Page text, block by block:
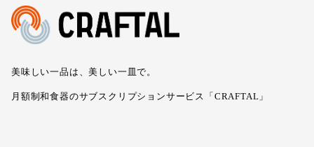
美味しい一品は、美しい一皿で。
月額制和食器のサブスクリプションサービス「CRAFTAL」